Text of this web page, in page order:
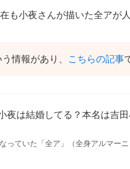
も小夜さんが描いた全アが
情報があり、 こちらの記事
夜は結婚してる？本名は吉
っていた「全ア」（全身アルマー